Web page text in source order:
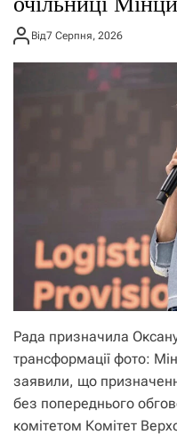
Від7 Серпня, 2026
Рада призначила
трансформації фото:
заявили, що
без попереднього
комітетом Комітет